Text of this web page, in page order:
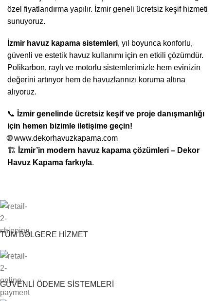
özel fiyatlandırma yapılır. İzmir geneli ücretsiz keşif hizmeti
sunuyoruz.
İzmir havuz kapama sistemleri, yıl boyunca konforlu,
güvenli ve estetik havuz kullanımı için en etkili çözümdür.
Polikarbon, raylı ve motorlu sistemlerimizle hem evinizin
değerini artırıyor hem de havuzlarınızı koruma altına
alıyoruz.
📞 İzmir genelinde ücretsiz keşif ve proje danışmanlığı
için hemen bizimle iletişime geçin!
🌐www.dekorhavuzkapama.com
🏗️ İzmir’in modern havuz kapama çözümleri – Dekor
Havuz Kapama farkıyla.
TÜM BÖLGERE HİZMET
GÜVENLİ ÖDEME SİSTEMLERİ